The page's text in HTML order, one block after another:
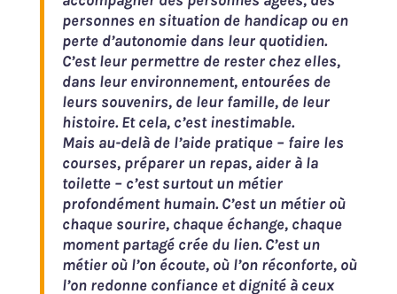
personnes en situation de handicap ou en
perte d’autonomie dans leur quotidien.
C’est leur permettre de rester chez elles,
dans leur environnement, entourées de
leurs souvenirs, de leur famille, de leur
histoire. Et cela, c’est inestimable.
Mais au-delà de l’aide pratique – faire les
courses, préparer un repas, aider à la
toilette – c’est surtout un métier
profondément humain. C’est un métier où
chaque sourire, chaque échange, chaque
moment partagé crée du lien. C’est un
métier où l’on écoute, où l’on réconforte, où
l’on redonne confiance et dignité à ceux